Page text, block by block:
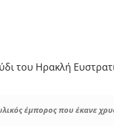
του Ηρακλή
έμπορος που έκανε